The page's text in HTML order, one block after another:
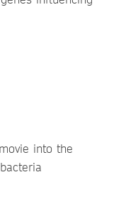
into the